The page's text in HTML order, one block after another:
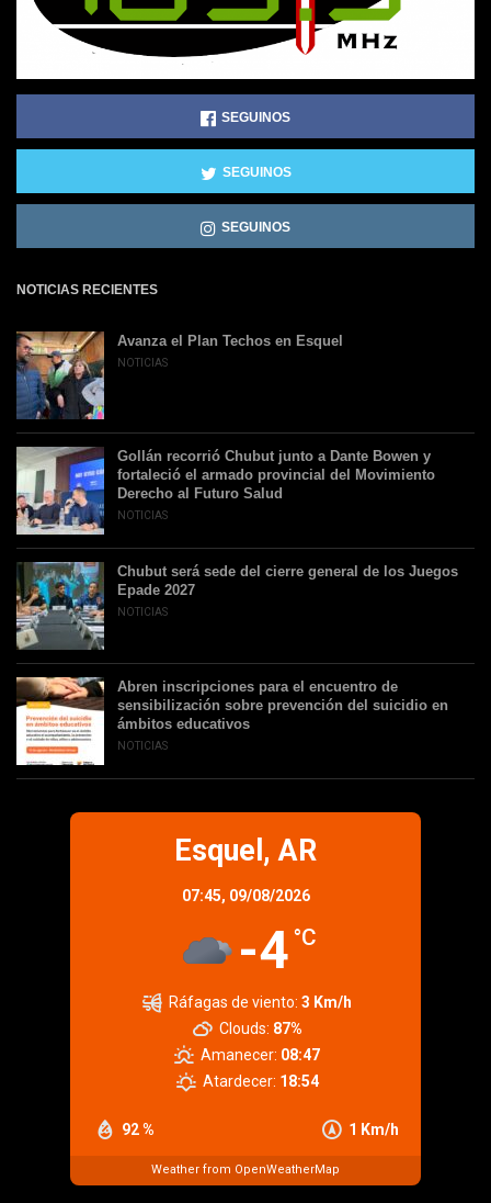
SEGUINOS
SEGUINOS
SEGUINOS
NOTICIAS RECIENTES
Avanza el Plan Techos en Esquel
NOTICIAS
Gollán recorrió Chubut junto a Dante Bowen y
fortaleció el armado provincial del Movimiento
Derecho al Futuro Salud
NOTICIAS
Chubut será sede del cierre general de los Juegos
Epade 2027
NOTICIAS
Abren inscripciones para el encuentro de
sensibilización sobre prevención del suicidio en
ámbitos educativos
NOTICIAS
Esquel, AR
07:45, 09/08/2026
-4 °C
92 % 1 Km/h
Ráfagas de viento: 3 Km/h
Clouds: 87%
Amanecer: 08:47
Atardecer: 18:54
Weather from OpenWeatherMap